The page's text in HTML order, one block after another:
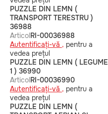
PUZZLE DIN LEMN (
TRANSPORT TERESTRU )
36988
ArticolRI-00036988
Autentificați-vă , pentru a
vedea prețul
PUZZLE DIN LEMN ( LEGUME
1 ) 36990
ArticolRI-00036990
Autentificați-vă , pentru a
vedea prețul
PUZZLE DIN LEMN (